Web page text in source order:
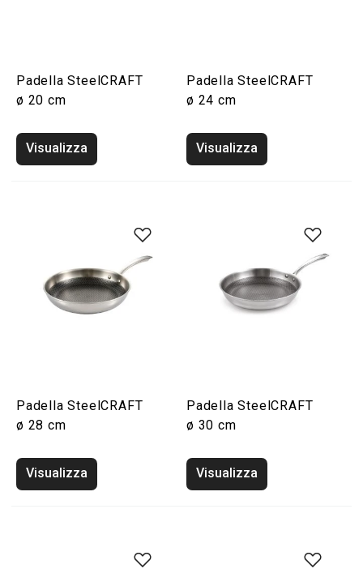
Padella SteelCRAFT
ø 20 cm
Visualizza
Padella SteelCRAFT
ø 24 cm
Visualizza
Padella SteelCRAFT
ø 28 cm
Visualizza
Padella SteelCRAFT
ø 30 cm
Visualizza